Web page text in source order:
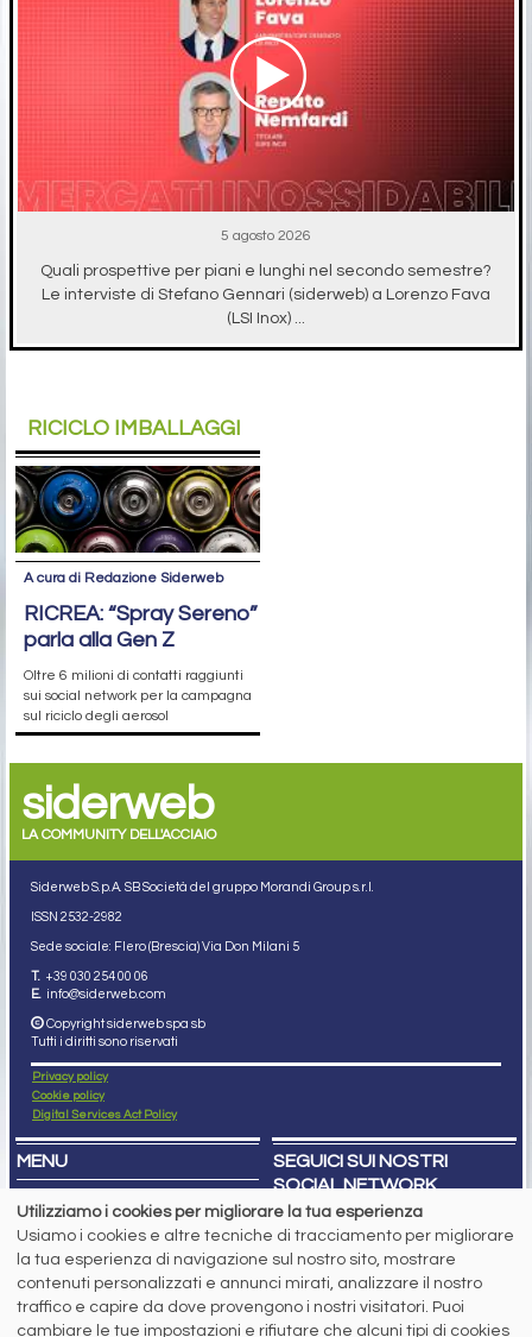
5 agosto 2026
Quali prospettive per piani e lunghi nel secondo semestre?
Le interviste di Stefano Gennari (siderweb) a Lorenzo Fava
(LSI Inox) ...
RICICLO IMBALLAGGI
A cura di Redazione Siderweb
RICREA: “Spray Sereno”
parla alla Gen Z
Oltre 6 milioni di contatti raggiunti
sui social network per la campagna
sul riciclo degli aerosol
siderweb
LA COMMUNITY DELL'ACCIAIO
Siderweb S.p.A. SB Società del gruppo Morandi Group s.r.l.
ISSN 2532-2982
Sede sociale: Flero (Brescia) Via Don Milani 5
T. +39 030 254 00 06
E. info@siderweb.com
Copyright siderweb spa sb
Tutti i diritti sono riservati
Privacy policy
Cookie policy
Digital Services Act Policy
MENU
PREZZI ITALIA
MERCATI
SERVIZI
ABBONAMENTI
MADE IN STEEL
NEWSLETTER
SEGUICI SUI NOSTRI
SOCIAL NETWORK
Utilizziamo i cookies per migliorare la tua esperienza
Usiamo i cookies e altre tecniche di tracciamento per migliorare
la tua esperienza di navigazione sul nostro sito, mostrare
contenuti personalizzati e annunci mirati, analizzare il nostro
traffico e capire da dove provengono i nostri visitatori. Puoi
cambiare le tue impostazioni e rifiutare che alcuni tipi di cookies